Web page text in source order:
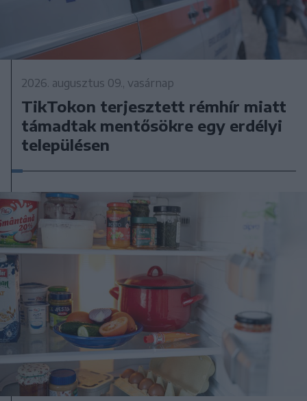
2026. augusztus 09., vasárnap
TikTokon terjesztett rémhír miatt
támadtak mentősökre egy erdélyi
településen